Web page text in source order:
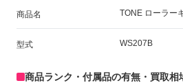
商品名 TONE ローラー
型式 WS207B
商品ランク・付属品の有無・買取相